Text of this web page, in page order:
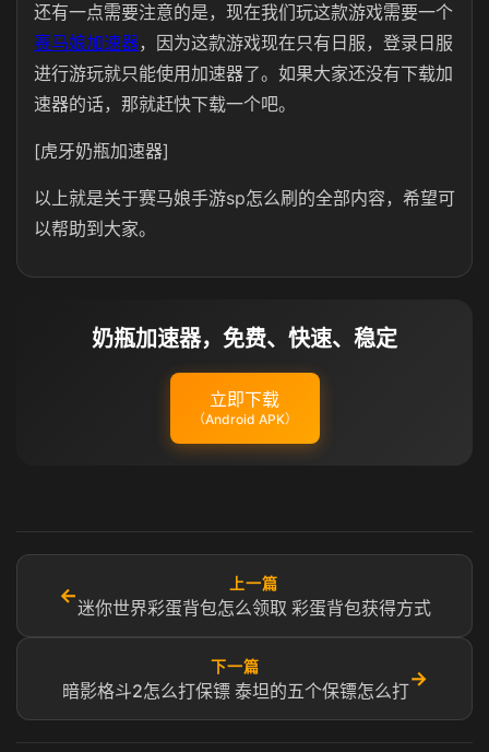
还有一点需要注意的是，现在我们玩这款游戏需要一个
赛马娘加速器，因为这款游戏现在只有日服，登录日服
进行游玩就只能使用加速器了。如果大家还没有下载加
速器的话，那就赶快下载一个吧。
[虎牙奶瓶加速器]
以上就是关于赛马娘手游sp怎么刷的全部内容，希望可
以帮助到大家。
奶瓶加速器，免费、快速、稳定
立即下载
（Android APK）
←
上一篇
迷你世界彩蛋背包怎么领取 彩蛋背包获得方式
下一篇
暗影格斗2怎么打保镖 泰坦的五个保镖怎么打
→